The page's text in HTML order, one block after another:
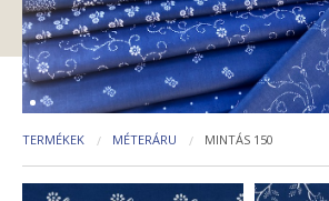
TERMÉKEK MÉTERÁRU MINTÁS 150